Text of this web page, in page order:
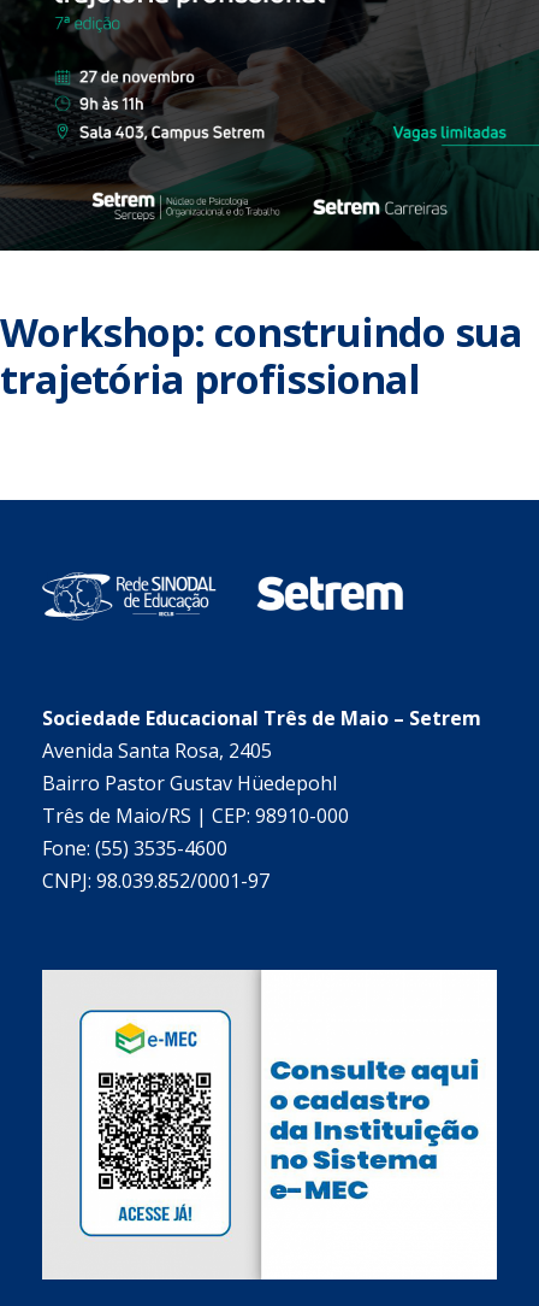
Workshop: construindo sua
trajetória profissional
Sociedade Educacional Três de Maio – Setrem
Avenida Santa Rosa, 2405
Bairro Pastor Gustav Hüedepohl
Três de Maio/RS | CEP: 98910-000
Fone: (55) 3535-4600
CNPJ: 98.039.852/0001-97